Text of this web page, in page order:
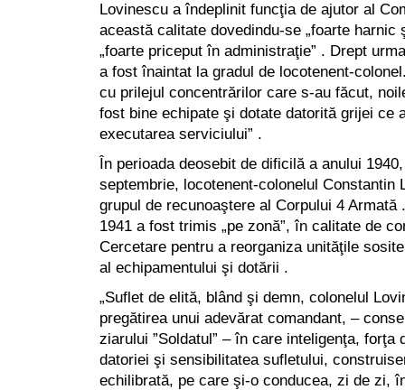
Lovinescu a îndeplinit funcţia de ajutor al
această calitate dovedindu-se „foarte harnic
„foarte priceput în administraţie” . Drept
a fost înaintat la gradul de locotenent-
cu prilejul concentrărilor care s-au făcut,
fost bine echipate şi dotate datorită grijei ce
executarea serviciului” .
În perioada deosebit de dificilă a anului
septembrie, locotenent-colonelul Constantin
grupul de recunoaştere al Corpului 4 Armată
1941 a fost trimis „pe zonă”, în calitate de
Cercetare pentru a reorganiza unităţile
al echipamentului şi dotării .
„Suflet de elită, blând şi demn, colonelul
pregătirea unui adevărat comandant, –
ziarului ”Soldatul” – în care inteligenţa, forţa
datoriei şi sensibilitatea sufletului,
echilibrată, pe care şi-o conducea, zi de zi,